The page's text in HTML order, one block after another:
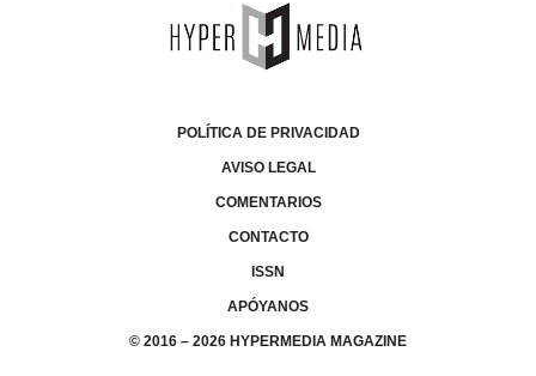
POLÍTICA DE PRIVACIDAD
AVISO LEGAL
COMENTARIOS
CONTACTO
ISSN
APÓYANOS
© 2016 – 2026 HYPERMEDIA MAGAZINE